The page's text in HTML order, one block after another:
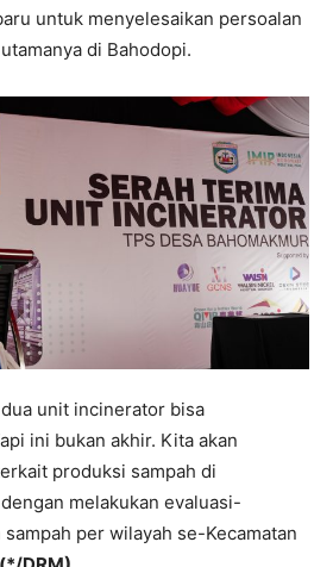
untuk menyelesaikan persoalan
di Bahodopi.
unit incinerator bisa
ini bukan akhir. Kita akan
produksi sampah di
melakukan evaluasi-
per wilayah se-Kecamatan